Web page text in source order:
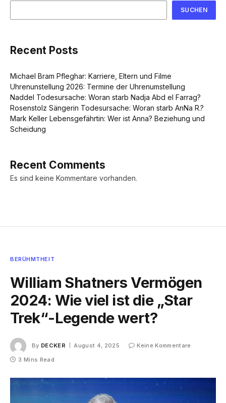
SUCHEN
Recent Posts
Michael Bram Pfleghar: Karriere, Eltern und Filme
Uhrenunstellung 2026: Termine der Uhrenumstellung
Naddel Todesursache: Woran starb Nadja Abd el Farrag?
Rosenstolz Sängerin Todesursache: Woran starb AnNa R.?
Mark Keller Lebensgefährtin: Wer ist Anna? Beziehung und
Scheidung
Recent Comments
Es sind keine Kommentare vorhanden.
BERÜHMTHEIT
William Shatners Vermögen
2024: Wie viel ist die „Star
Trek“-Legende wert?
By DECKER August 4, 2025
Keine Kommentare
3 Mins Read